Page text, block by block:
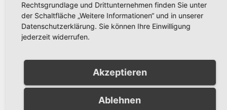
Rechtsgrundlage und Drittunternehmen finden Sie unter
der Schaltfläche „Weitere Informationen“ und in unserer
Datenschutzerklärung. Sie können Ihre Einwilligung
jederzeit widerrufen.
Akzeptieren
Ablehnen